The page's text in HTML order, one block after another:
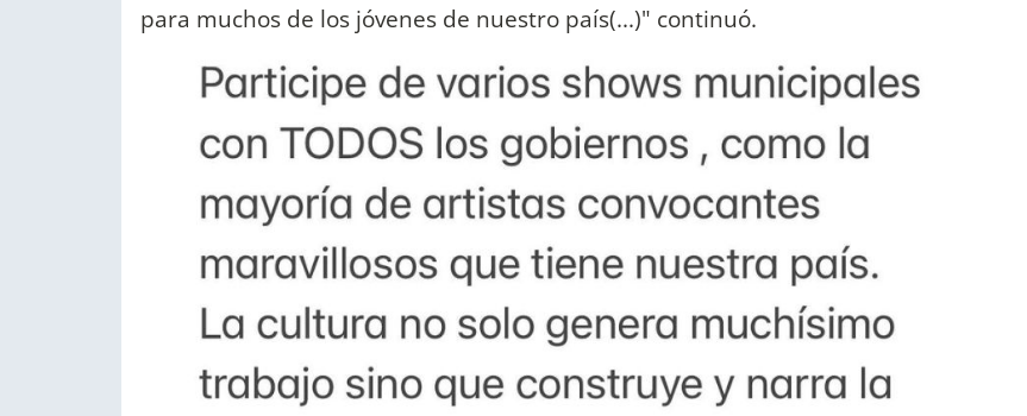
para muchos de los jóvenes de nuestro país(...)" continuó.